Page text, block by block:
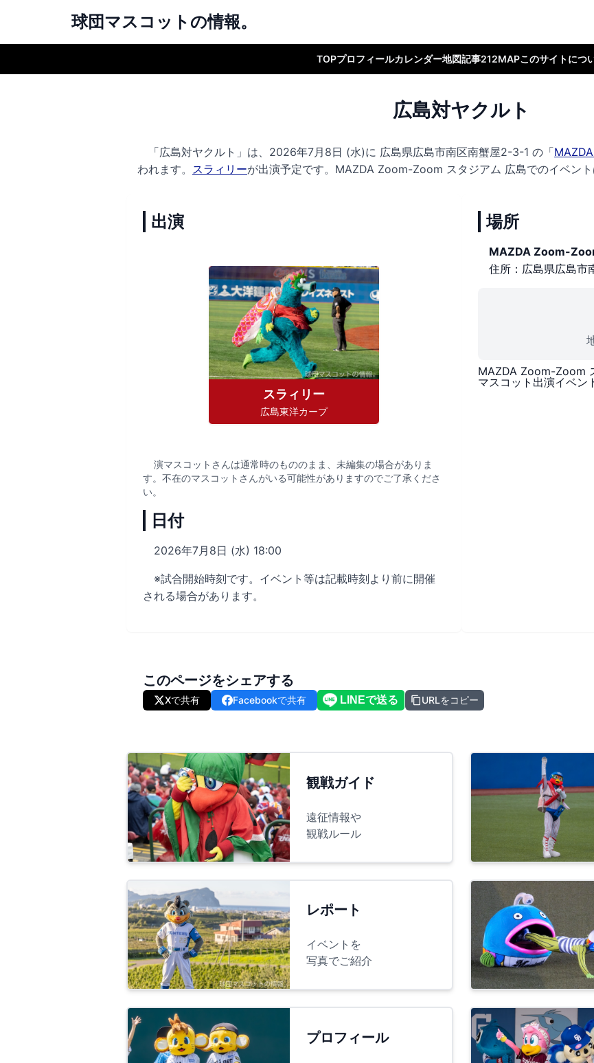
球団マスコットの情報。
TOPプロフィールカレンダー地図記事212MAPこのサイトにつ
広島対ヤクルト
「広島対ヤクルト」は、2026年7月8日 (水)に 広島県広島市南区南蟹屋2-3-1 の 「
われます。 スラィリーが出演予定です。 MAZDA Zoom-Zoom スタジアム 広島でのイベント
出演
スラィリー
広島東洋カープ
演マスコットさんは通常時のもののまま、未編集の場合がありま
す。不在のマスコットさんがいる可能性がありますのでご了承くださ
い。
日付
2026年7月8日 (水) 18:00
※試合開始時刻です。イベント等は記載時刻より前に開催
される場合があります。
場所
MAZDA Zoom-
住所：広島県広島市
MAZDA Zoom-Zoom
マスコット出演イベン
このページをシェアする
Xで共有 Facebookで共有 URLをコピー
観戦ガイド
遠征情報や
観戦ルール
レポート
イベントを
写真でご紹介
プロフィール